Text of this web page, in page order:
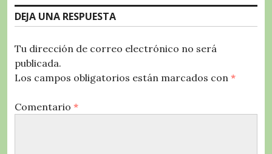
DEJA UNA RESPUESTA
Tu dirección de correo electrónico no será
publicada.
Los campos obligatorios están marcados con *
Comentario *